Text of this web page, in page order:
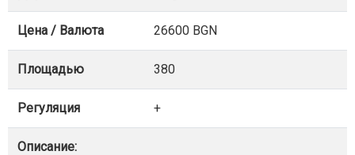
Цена / Валюта 26600 BGN
Площадью 380
Регуляция +
Описание: